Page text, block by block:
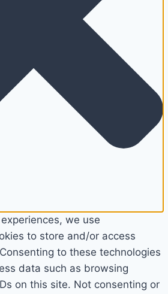
we use
to store and/or access
to these technologies
data such as browsing
on this site. Not consenting or